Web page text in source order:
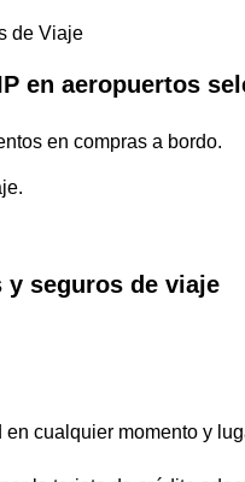
de Viaje
en aeropuertos
en compras a bordo.
seguros de viaje
cualquier momento y